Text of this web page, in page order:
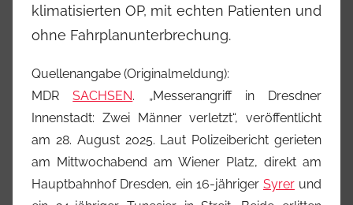
klimatisierten OP, mit echten Patienten und
ohne Fahrplanunterbrechung.
Quellenangabe (Originalmeldung):
MDRSACHSEN. „Messerangriff in Dresdner
Innenstadt: Zwei Männer verletzt“, veröffentlicht
am 28. August 2025. Laut Polizeibericht gerieten
am Mittwochabend am Wiener Platz, direkt am
Hauptbahnhof Dresden, ein 16-jähriger Syrer und